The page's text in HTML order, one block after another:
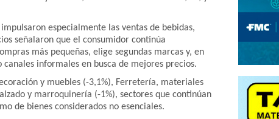
especialmente las ventas de bebidas,
señalaron que el consumidor continúa
más pequeñas, elige segundas marcas y, en
informales en busca de mejores precios.
y muebles (-3,1%), Ferretería, materiales
y marroquinería (-1%), sectores que continúan
de bienes considerados no esenciales.